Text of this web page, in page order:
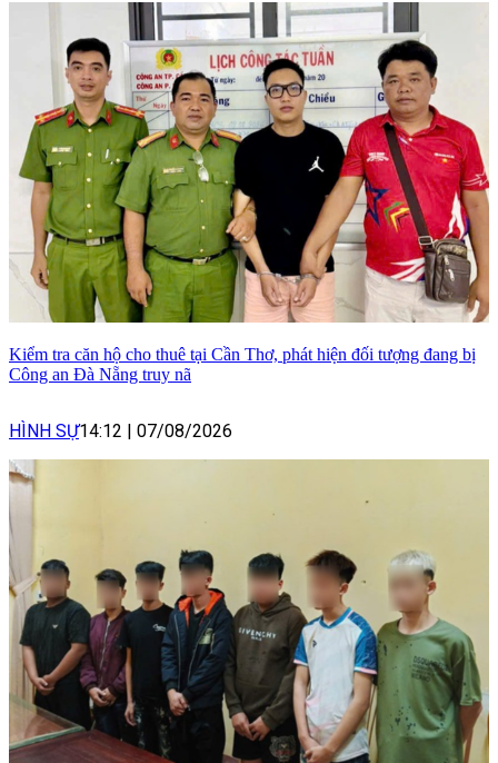
Kiểm tra căn hộ cho thuê tại Cần Thơ, phát hiện đối tượng đang bị
Công an Đà Nẵng truy nã
HÌNH SỰ14:12 07/08/2026